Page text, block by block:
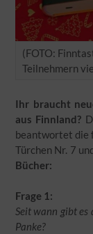
(FOTO:
Teilnehmern
Ihr braucht
aus Finnland?
beantwortet die
Türchen Nr. 7
Bücher:
Frage 1:
Seit wann gibt
Panke?